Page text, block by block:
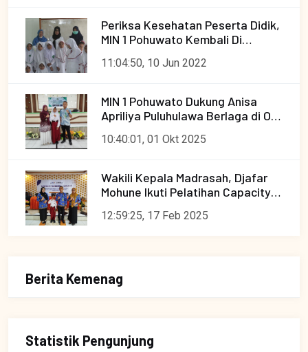
Periksa Kesehatan Peserta Didik,
MIN 1 Pohuwato Kembali Di
Puskesmas Paguat.
11:04:50, 10 Jun 2022
MIN 1 Pohuwato Dukung Anisa
Apriliya Puluhulawa Berlaga di OMI
10:40:01, 01 Okt 2025
Wakili Kepala Madrasah, Djafar
Mohune Ikuti Pelatihan Capacity
12:59:25, 17 Feb 2025
Berita Kemenag
Statistik Pengunjung